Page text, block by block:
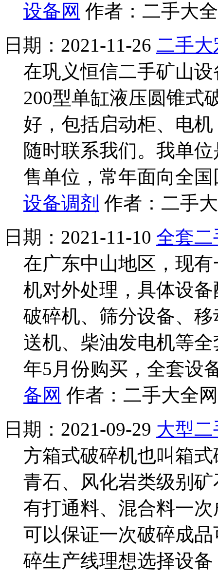
设备网 作者：二手大
日期：2021-11-26 二手
在巩义恒信二手矿山
200型单缸液压圆锥式
好，包括启动柜、电
随时联系我们。我单
售单位，常年面向全
设备调剂 作者：二手
日期：2021-11-10 全套
在广东中山地区，现
机对外处理，具体设
破碎机、筛分设备、
送机、柴油发电机等
年5月份购买，全套设
备网 作者：二手大全
日期：2021-09-29 大型
方箱式破碎机也叫箱
青石、风化岩类级别
有打通料、混合料一
可以保证一次破碎成
碎生产线理想选择设